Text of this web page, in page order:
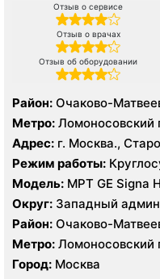
Отзыв о сервисе
Отзыв о врачах
Отзыв об оборудовании
Район: Очаково-
Метро: Ломоносовский
Славянский бульвар
Адрес: г. Москва.,
Режим работы:
Модель: МРТ GE Signa
Harmony 1.0 Т, КТ GE
среза, GE Healthcare
Hitachi Hi Vision Preirus,
Округ: Западный
Район: Очаково-
Метро: Ломоносовский
Славянский бульвар
Город: Москва